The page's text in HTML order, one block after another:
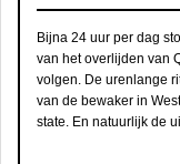
Bijna 24 uur per dag
van het overlijden van
volgen. De urenlange
van de bewaker in
state. En natuurlijk de